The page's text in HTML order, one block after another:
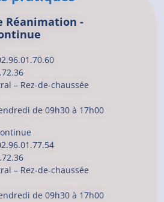
Réanimation -
– Rez-de-chaussée
de 09h30 à 17h00
– Rez-de-chaussée
de 09h30 à 17h00